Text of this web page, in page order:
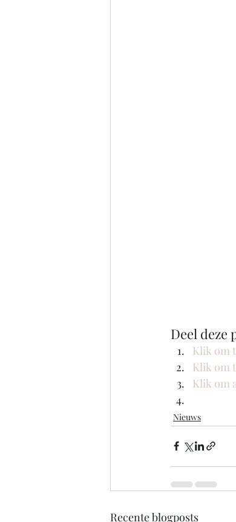
Deel deze
Klik om
Klik om
Klik om
Nieuws
Recente blogposts